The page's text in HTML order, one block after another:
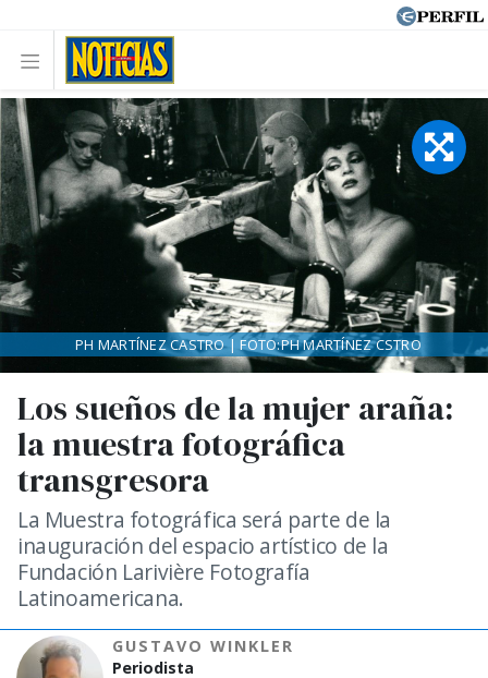
Los sueños de la mujer araña:
la muestra fotográfica
transgresora
La Muestra fotográfica será parte de la
inauguración del espacio artístico de la
Fundación Larivière Fotografía
Latinoamericana.
GUSTAVO WINKLER
Periodista
PH MARTÍNEZ CASTRO | FOTO:PH MARTÍNEZ CSTRO